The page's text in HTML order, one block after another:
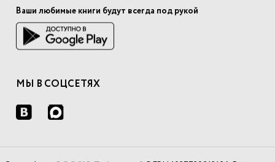
Ваши любимые книги будут всегда под рукой
МЫ В СОЦСЕТЯХ